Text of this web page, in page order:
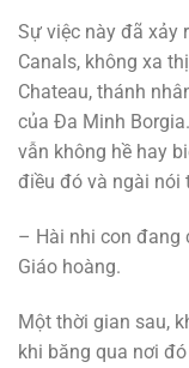
Sự việc này đã xảy
Canals, không xa
Chateau, thánh
của Đa Minh
vẫn không hề hay
điều đó và ngài nói
– Hài nhi con đang
Giáo hoàng.
Một thời gian sau,
khi băng qua nơi